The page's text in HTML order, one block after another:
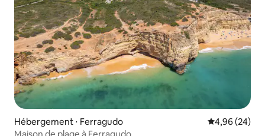
Hébergement ⋅ Ferragudo Évaluation
4,96 (24)